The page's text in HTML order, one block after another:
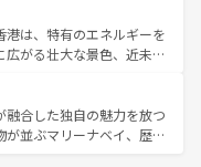
ナムコーヒーなどは、ぜ
訪れてもあたたかい人々
っと忘れられない旅にな
チェンマイなどの山岳地
ーケットやクラビの美し
ことができる。タイ料理
の季節にも異なる楽しみ
の人々、仏教を中心とし
、訪れる旅人を魅了し続
は、特有のエネルギーを
がる壮大な景色、近未来
。観光スポットが密集し
るのも魅力。息をのむよ
香港を存分に楽しみ尽く
合した独自の魅力を放つ
並ぶマリーナベイ、歴史